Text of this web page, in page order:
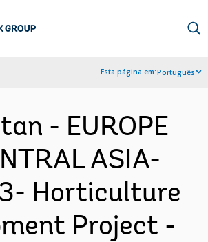
Esta página em:Português
- EUROPE
ASIA-
Horticulture
Project -